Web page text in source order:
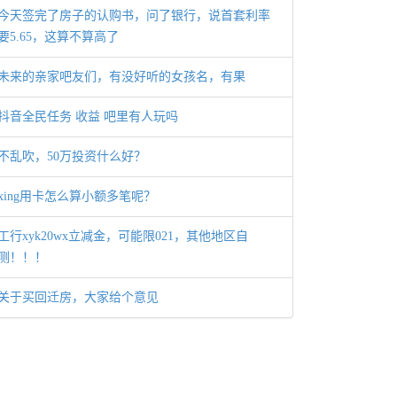
天签完了房子的认购书，问了银行，说首套利率
5.65，这算不算高了
来的亲家吧友们，有没好听的女孩名，有果
音全民任务 收益 吧里有人玩吗
乱吹，50万投资什么好？
用卡怎么算小额多笔呢？
行xyk20wx立减金，可能限021，其他地区自
！！！
于买回迁房，大家给个意见